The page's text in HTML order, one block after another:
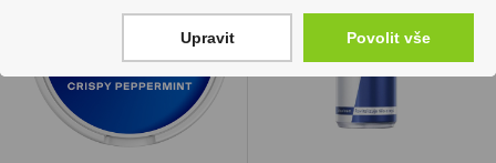
Upravit Povolit vše